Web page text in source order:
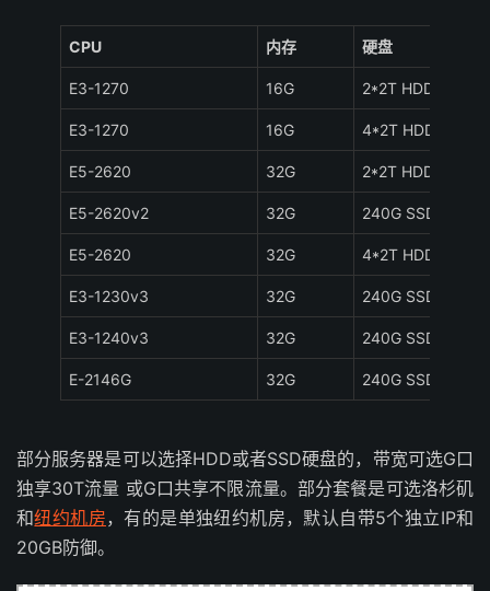
CPU 内存 硬盘
E3-1270 16G 2*2T HDD
E3-1270 16G 4*2T HDD
E5-2620 32G 2*2T HDD
E5-2620v2 32G 240G SSD
E5-2620 32G 4*2T HDD
E3-1230v3 32G 240G SSD
E3-1240v3 32G 240G SSD
E-2146G 32G 240G SSD
部分服务器是可以选择HDD或者SSD硬盘的，带宽可选G口
独享30T流量 或G口共享不限流量。部分套餐是可选洛杉矶
和纽约机房，有的是单独纽约机房，默认自带5个独立IP和
20GB防御。